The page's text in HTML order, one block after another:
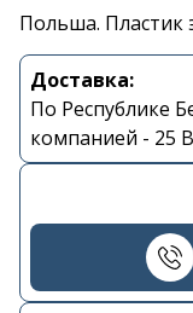
Польша. Пластик
Доставка:
По Республике
компанией - 25